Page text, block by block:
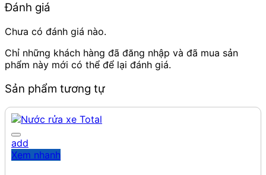
Đánh giá
Chưa có đánh giá nào.
Chỉ những khách hàng đã đăng nhập và đã mua sản
phẩm này mới có thể để lại đánh giá.
Sản phẩm tương tự
add
Xem nhanh